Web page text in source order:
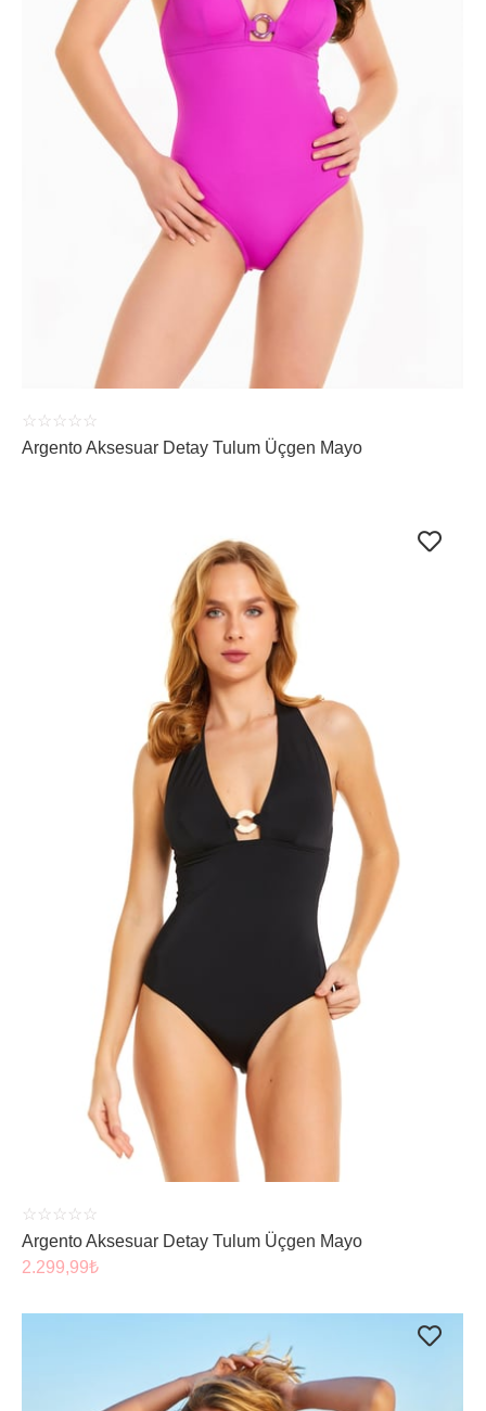
ÜRÜNÜ İNCELE
☆ ☆ ☆ ☆ ☆
Argento Aksesuar Detay Tulum Üçgen Mayo
ÜRÜNÜ İNCELE
☆ ☆ ☆ ☆ ☆
Argento Aksesuar Detay Tulum Üçgen Mayo
2.299,99₺